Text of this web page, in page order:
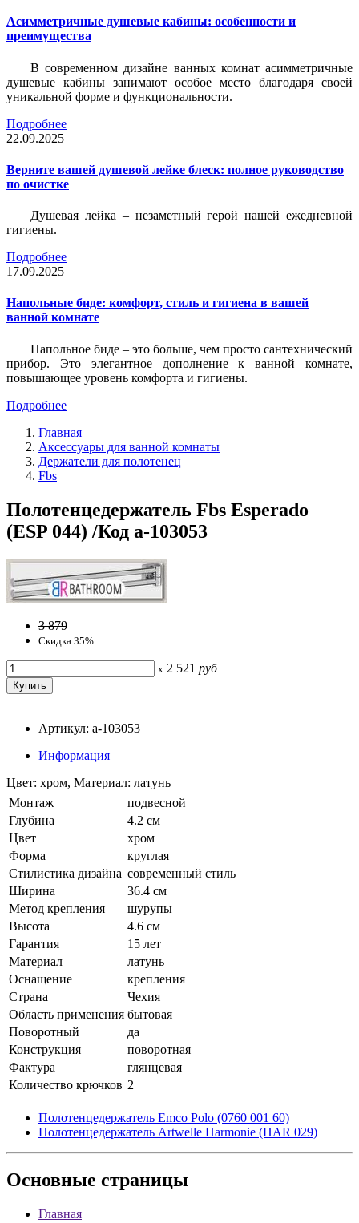
Асимметричные душевые кабины: особенности и
преимущества
В современном дизайне ванных комнат асимметричные
душевые кабины занимают особое место благодаря своей
уникальной форме и функциональности.
Подробнее
22.09.2025
Верните вашей душевой лейке блеск: полное руководство
по очистке
Душевая лейка – незаметный герой нашей ежедневной
гигиены.
Подробнее
17.09.2025
Напольные биде: комфорт, стиль и гигиена в вашей
ванной комнате
Напольное биде – это больше, чем просто сантехнический
прибор. Это элегантное дополнение к ванной комнате,
повышающее уровень комфорта и гигиены.
Подробнее
Главная
Аксессуары для ванной комнаты
Держатели для полотенец
Fbs
Полотенцедержатель Fbs Esperado
(ESP 044) /Код a-103053
3 879
Скидка 35%
x 2 521 руб
Артикул: a-103053
Информация
Цвет: хром, Материал: латунь
Монтаж
подвесной
Глубина
4.2 см
Цвет
хром
Форма
круглая
Стилистика дизайна современный стиль
Ширина
36.4 см
Метод крепления
шурупы
Высота
4.6 см
Гарантия
15 лет
Материал
латунь
Оснащение
крепления
Страна
Чехия
Область применения бытовая
Поворотный
да
Конструкция
поворотная
Фактура
глянцевая
Количество крючков 2
Полотенцедержатель Emco Polo (0760 001 60)
Полотенцедержатель Artwelle Harmonie (HAR 029)
Основные страницы
Главная